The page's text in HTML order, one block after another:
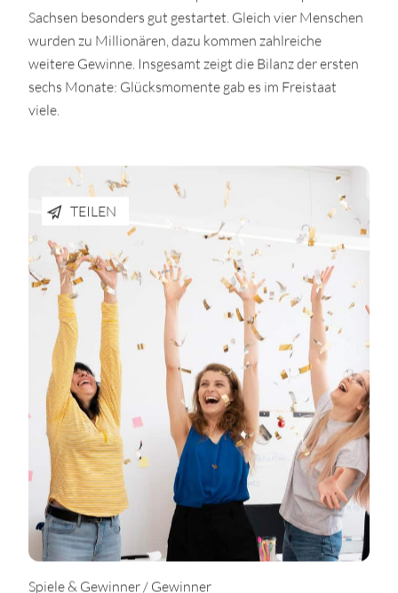
Sachsen besonders gut gestartet. Gleich vier Menschen
wurden zu Millionären, dazu kommen zahlreiche
weitere Gewinne. Insgesamt zeigt die Bilanz der ersten
sechs Monate: Glücksmomente gab es im Freistaat
viele.
TEILEN
Spiele & Gewinner / Gewinner